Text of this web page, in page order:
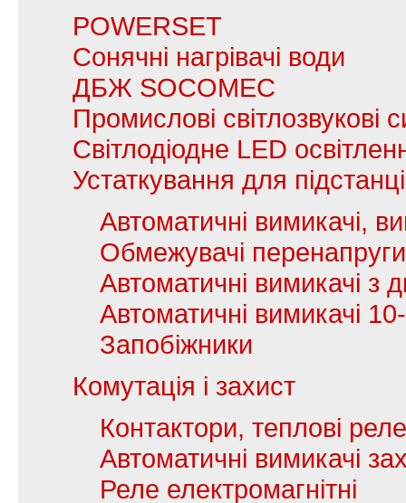
POWERSET
Сонячні нагрівачі води
ДБЖ SOCOMEC
Промислові світлозвукові
Світлодіодне LED
Устаткування для
Автоматичні вимикачі,
Обмежувачі перенапруги
Автоматичні вимикачі з
Автоматичні вимикачі
Запобіжники
Комутація і захист
Контактори, теплові реле
Автоматичні вимикачі
Реле електромагнітні